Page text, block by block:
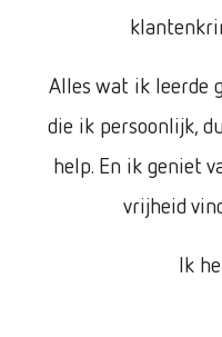
Alles wat ik leerde
die ik persoonlijk,
help. En ik geniet
vrijheid
Ik